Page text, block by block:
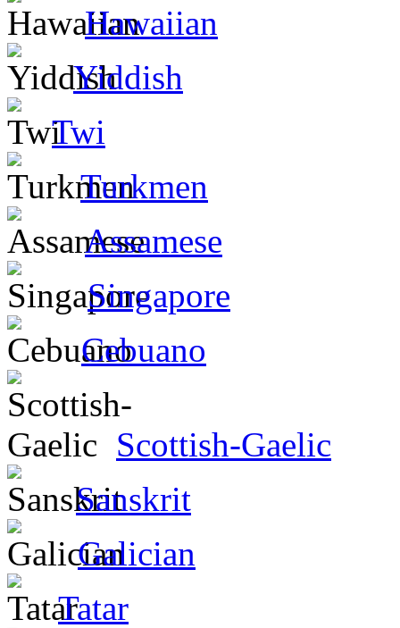
Hawaiian
Yiddish
Twi
Turkmen
Assamese
Singapore
Cebuano
Scottish-Gaelic
Sanskrit
Galician
Tatar